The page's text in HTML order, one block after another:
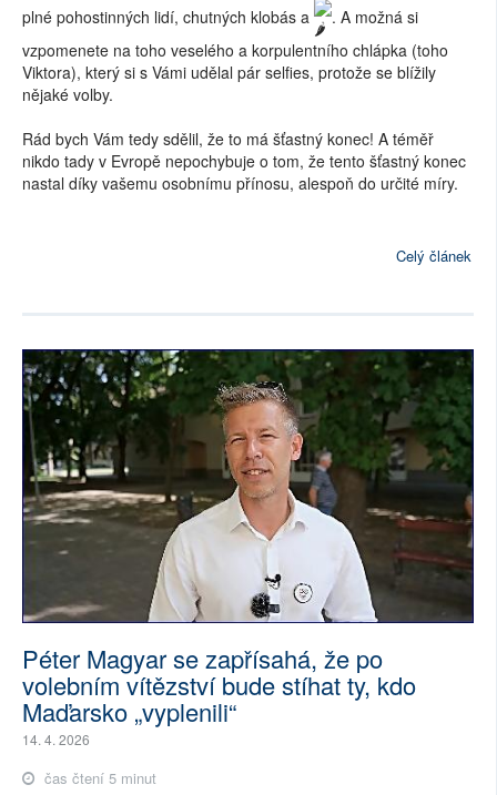
plné pohostinných lidí, chutných klobás a
. A možná si
vzpomenete na toho veselého a korpulentního chlápka (toho
Viktora), který si s Vámi udělal pár selfies, protože se blížily
nějaké volby.
Rád bych Vám tedy sdělil, že to má šťastný konec! A téměř
nikdo tady v Evropě nepochybuje o tom, že tento šťastný konec
nastal díky vašemu osobnímu přínosu, alespoň do určité míry.
Celý článek
Péter Magyar se zapřísahá, že po
volebním vítězství bude stíhat ty, kdo
Maďarsko „vyplenili“
14. 4. 2026
čas čtení 5 minut